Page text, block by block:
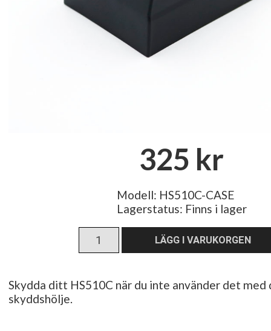
325 kr
Modell: HS510C-CASE
Lagerstatus: Finns i lager
Skydda ditt HS510C när du inte använder det
skyddshölje.